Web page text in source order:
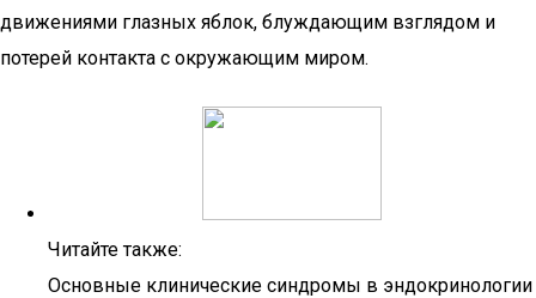
движениями глазных яблок, блуждающим взглядом и
потерей контакта с окружающим миром.
Читайте также:
Основные клинические синдромы в эндокринологии